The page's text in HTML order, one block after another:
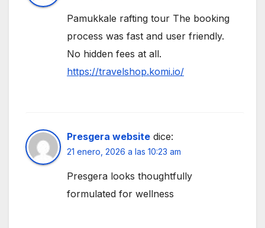
Pamukkale rafting tour The booking
process was fast and user friendly.
No hidden fees at all.
https://travelshop.komi.io/
Presgera website dice:
21 enero, 2026 a las 10:23 am
Presgera looks thoughtfully
formulated for wellness